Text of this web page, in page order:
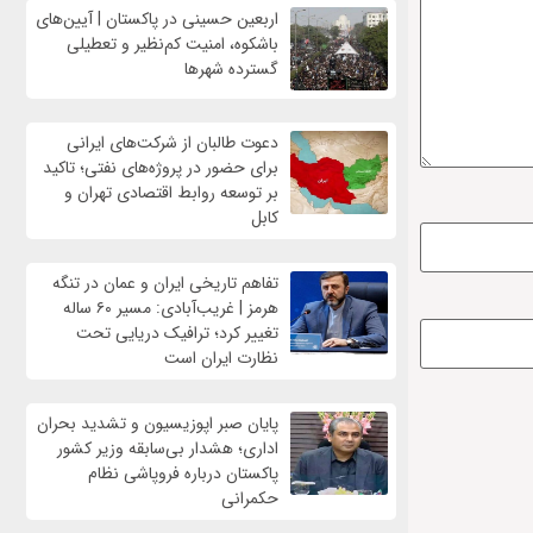
اربعین حسینی در پاکستان | آیین‌های
باشکوه، امنیت کم‌نظیر و تعطیلی
گسترده شهرها
دعوت طالبان از شرکت‌های ایرانی
برای حضور در پروژه‌های نفتی؛ تاکید
بر توسعه روابط اقتصادی تهران و
کابل
تفاهم تاریخی ایران و عمان در تنگه
هرمز | غریب‌آبادی: مسیر ۶۰ ساله
تغییر کرد؛ ترافیک دریایی تحت
نظارت ایران است
پایان صبر اپوزیسیون و تشدید بحران
اداری؛ هشدار بی‌سابقه وزیر کشور
پاکستان درباره فروپاشی نظام
حکمرانی